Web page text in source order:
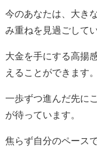
今のあなたは、大き
み重ねを見過ごして
大金を手にする高揚
えることができます。
一歩ずつ進んだ先に
が待っています。
焦らず自分のペース